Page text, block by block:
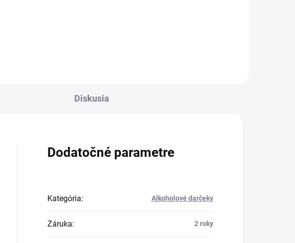
Diskusia
Dodatočné parametre
Kategória: Alkoholové darčeky
Záruka: 2 roky